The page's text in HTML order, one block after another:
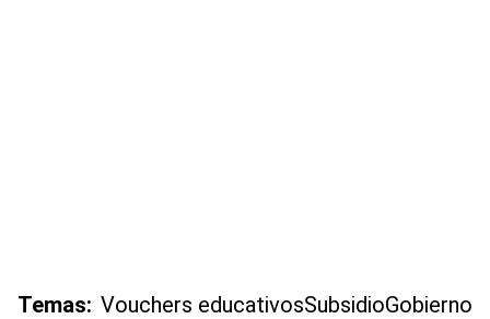
Temas: Vouchers educativosSubsidioGobierno